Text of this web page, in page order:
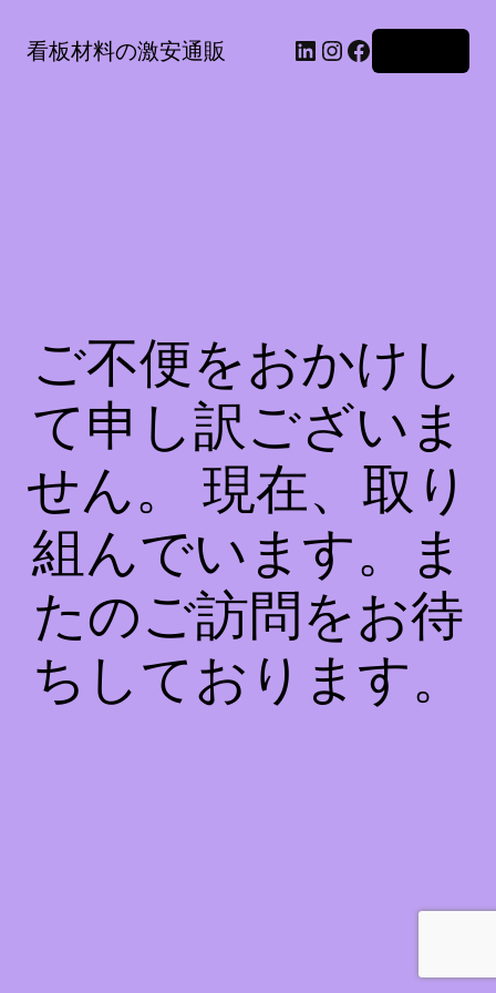
看板材料の激安通販 LinkedIn Instagram Facebook
ご不便をおかけし
て申し訳ございま
せん。 現在、取り
組んでいます。ま
たのご訪問をお待
ちしております。